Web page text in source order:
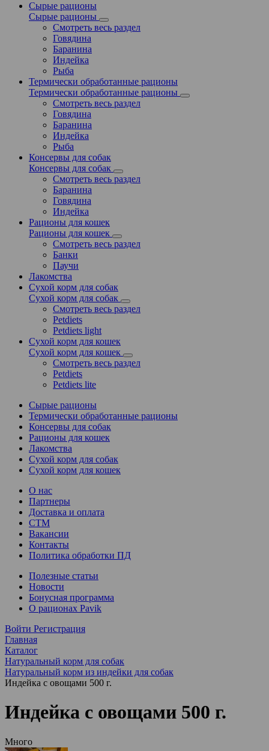
Сырые рационы
Сырые рационы
Смотреть весь раздел
Говядина
Баранина
Индейка
Рыба
Термически обработанные рационы
Термически обработанные рационы
Смотреть весь раздел
Говядина
Баранина
Индейка
Рыба
Консервы для собак
Консервы для собак
Смотреть весь раздел
Баранина
Говядина
Индейка
Рационы для кошек
Рационы для кошек
Смотреть весь раздел
Банки
Паучи
Лакомства
Сухой корм для собак
Сухой корм для собак
Смотреть весь раздел
Petdiets
Petdiets light
Сухой корм для кошек
Сухой корм для кошек
Смотреть весь раздел
Petdiets
Petdiets lite
Сырые рационы
Термически обработанные рационы
Консервы для собак
Рационы для кошек
Лакомства
Сухой корм для собак
Сухой корм для кошек
О нас
Партнеры
Доставка и оплата
СТМ
Вакансии
Контакты
Политика обработки ПД
Полезные статьи
Новости
Бонусная программа
О рационах Pavik
Войти Регистрация
Главная
Каталог
Натуральный корм для собак
Натуральный корм из индейки для собак
Индейка с овощами 500 г.
Индейка с овощами 500 г.
Много